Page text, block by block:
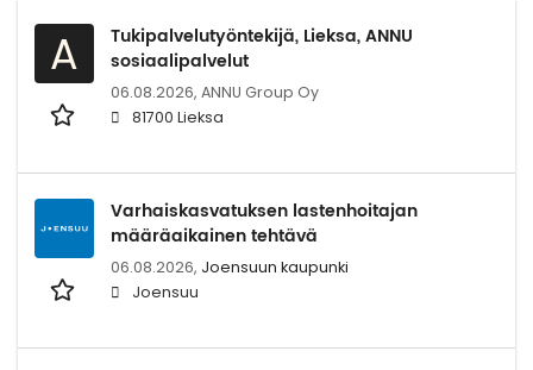
A
Tukipalvelutyöntekijä, Lieksa, ANNU
sosiaalipalvelut
06.08.2026, ANNU Group Oy
81700 Lieksa
Varhaiskasvatuksen lastenhoitajan
määräaikainen tehtävä
06.08.2026, Joensuun kaupunki
Joensuu